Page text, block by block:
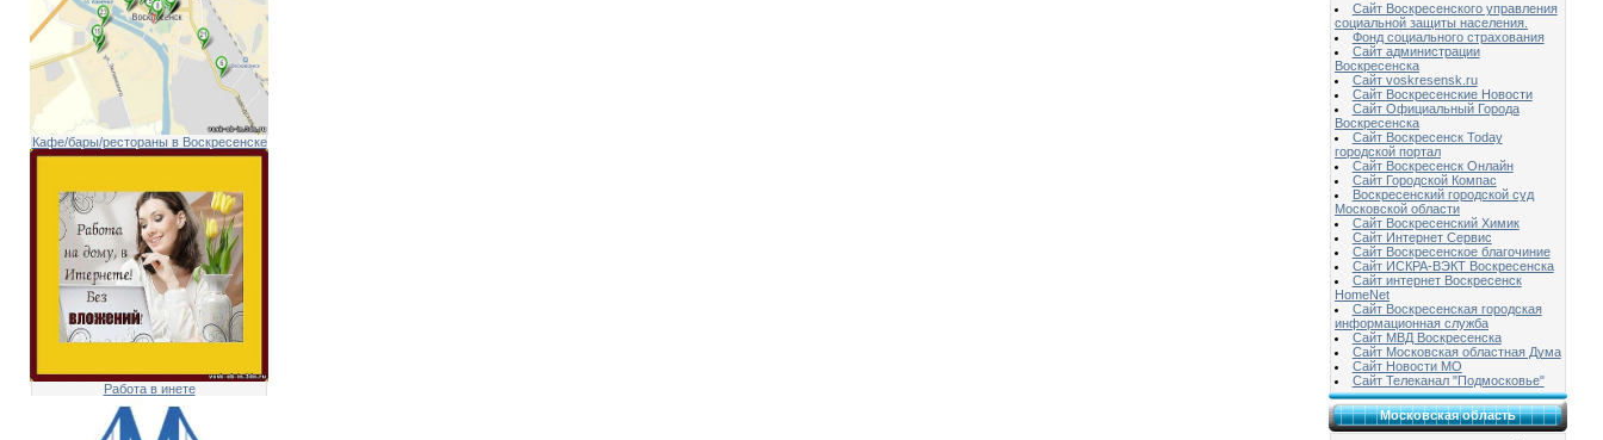
Кафе/бары/рестораны в Воскресенске
Работа в инете
Сайт Воскресенского управления
социальной защиты населения.
Фонд социального страхования
Сайт администрации
Воскресенска
Сайт voskresensk.ru
Сайт Воскресенские Новости
Сайт Официальный Города
Воскресенска
Сайт Воскресенск Today
городской портал
Сайт Воскресенск Онлайн
Сайт Городской Компас
Воскресенский городской суд
Московской области
Сайт Воскресенский Химик
Сайт Интернет Сервис
Сайт Воскресенское благочиние
Сайт ИСКРА-ВЭКТ Воскресенска
Сайт интернет Воскресенск
HomeNet
Сайт Воскресенская городская
информационная служба
Сайт МВД Воскресенска
Сайт Московская областная Дума
Сайт Новости МО
Сайт Телеканал "Подмосковье"
Московская область